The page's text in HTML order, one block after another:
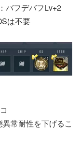
バフデバフLv+2
は不要
常耐性を下げるこ